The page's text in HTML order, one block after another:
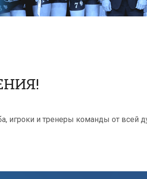
игроки и тренеры команды от